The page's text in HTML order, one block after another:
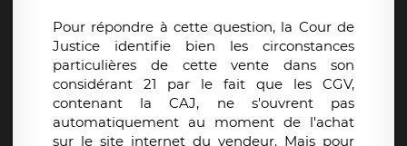
Pour répondre à cette question, la Cour de
Justice identifie bien les circonstances
particulières de cette vente dans son
considérant 21 par le fait que les CGV,
contenant la CAJ, ne s'ouvrent pas
automatiquement au moment de l'achat
sur le site internet du vendeur. Mais pour